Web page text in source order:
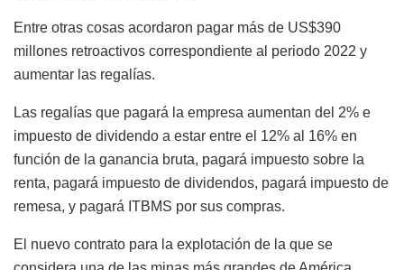
Entre otras cosas acordaron pagar más de US$390
millones retroactivos correspondiente al periodo 2022 y
aumentar las regalías.
Las regalías que pagará la empresa aumentan del 2% e
impuesto de dividendo a estar entre el 12% al 16% en
función de la ganancia bruta, pagará impuesto sobre la
renta, pagará impuesto de dividendos, pagará impuesto de
remesa, y pagará ITBMS por sus compras.
El nuevo contrato para la explotación de la que se